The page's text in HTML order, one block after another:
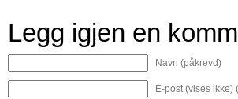
Legg igjen en
Navn (påkrevd)
E-post (vises ikke)